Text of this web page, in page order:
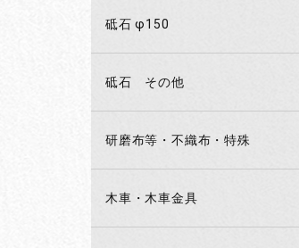
砥石 φ150
砥石 その他
研磨布等・不織布・特殊
木車・木車金具